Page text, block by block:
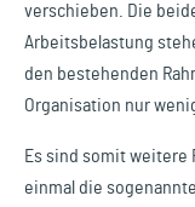
verschieben. Die
Arbeitsbelastung
den bestehenden
Organisation nur
Es sind somit
einmal die